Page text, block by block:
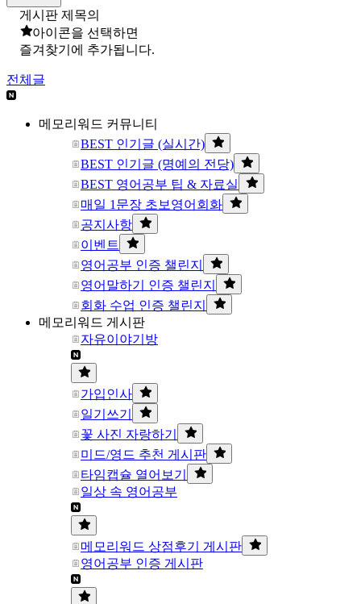
게시판 제목의
아이콘을 선택하면
즐겨찾기에 추가됩니다.
전체글
메모리워드 커뮤니티
BEST 인기글 (실시간)
BEST 인기글 (명예의 전당)
BEST 영어공부 팁 & 자료실
매일 1문장 초보영어회화
공지사항
이벤트
영어공부 인증 챌린지
영어말하기 인증 챌린지
회화 수업 인증 챌린지
메모리워드 게시판
자유이야기방
가입인사
일기쓰기
꽃 사진 자랑하기
미드/영드 추천 게시판
타임캡슐 열어보기
일상 속 영어공부
메모리워드 상점후기 게시판
영어공부 인증 게시판